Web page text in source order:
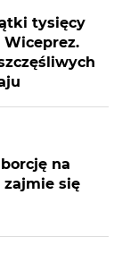
tysięcy
Wiceprez.
na
zajmie się